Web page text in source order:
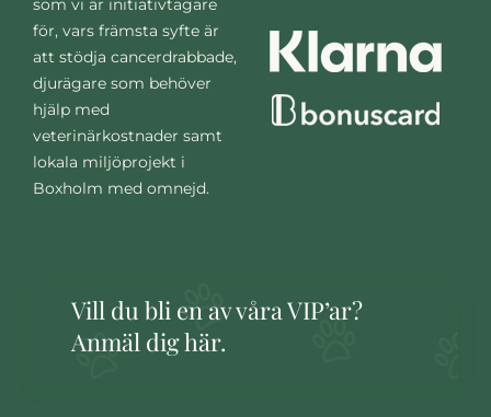
som vi är initiativtagare
för, vars främsta syfte är
att stödja cancerdrabbade,
djurägare som behöver
hjälp med
veterinärkostnader samt
lokala miljöprojekt i
Boxholm med omnejd.
Vill du bli en av våra VIP’ar?
Anmäl dig här.